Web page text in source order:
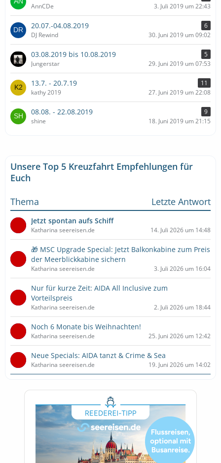
AnnCDe
3. Juli 2019 um 22:43
20.07.-04.08.2019
6
DJ Rewind
30. Juni 2019 um 09:02
03.08.2019 bis 10.08.2019
5
Jungerstar
29. Juni 2019 um 07:53
13.7. - 20.7.19
11
kathy 2019
27. Juni 2019 um 22:08
08.08. - 22.08.2019
9
shine
18. Juni 2019 um 21:15
Unsere Top 5 Kreuzfahrt Empfehlungen für
Euch
Thema
Letzte Antwort
Jetzt spontan aufs Schiff
Katharina seereisen.de 14. Juli 2026 um 14:48
🎁 MSC Upgrade Special: Jetzt Balkonkabine zum Preis
der Meerblickkabine sichern
Katharina seereisen.de 3. Juli 2026 um 16:04
Nur für kurze Zeit: AIDA All Inclusive zum
Vorteilspreis
Katharina seereisen.de 2. Juli 2026 um 18:44
Noch 6 Monate bis Weihnachten!
Katharina seereisen.de 25. Juni 2026 um 12:42
Neue Specials: AIDA tanzt & Crime & Sea
Katharina seereisen.de 19. Juni 2026 um 14:02